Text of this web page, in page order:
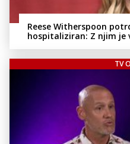
Reese Witherspoon
hospitaliziran: Z njim je
TV